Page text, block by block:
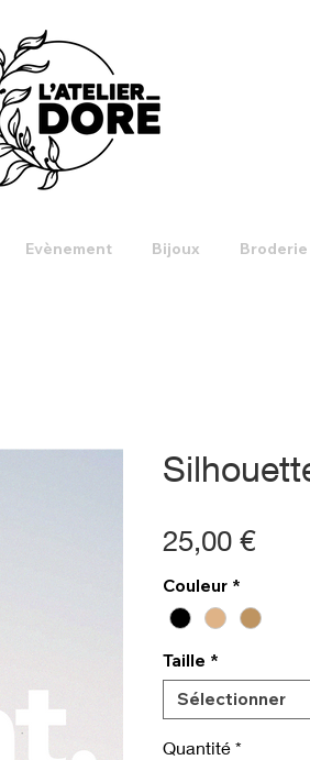
Evènement Bijoux Broderie
25,00 €Prix
Couleur *
Taille *
Sélectionner
Quantité *